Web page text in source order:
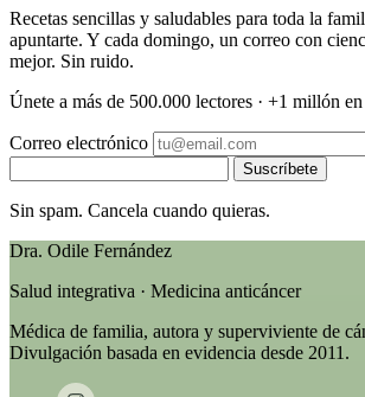
Recetas sencillas y saludables para toda la
apuntarte. Y cada domingo, un correo con
mejor. Sin ruido.
Únete a más de 500.000 lectores · +1 millón en
Correo electrónico
Suscríbete
Sin spam. Cancela cuando quieras.
Dra. Odile Fernández
Salud integrativa · Medicina anticáncer
Médica de familia, autora y superviviente de
Divulgación basada en evidencia desde 2011.